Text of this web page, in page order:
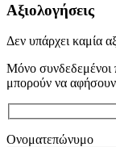
Αξιολογήσεις
Δεν υπάρχει καμία
Μόνο συνδεδεμένοι
μπορούν να
Ονοματεπώνυμο